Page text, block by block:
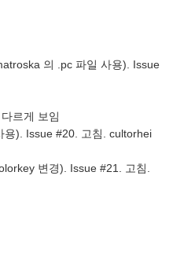
의 .pc 파일 사용). Issue
르게 보임
). Issue #20. 고침. cultorhei
변경). Issue #21. 고침.